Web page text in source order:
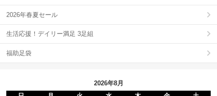
2026年春夏セール
生活応援！デイリー満足 3足組
福助足袋
2026年8月